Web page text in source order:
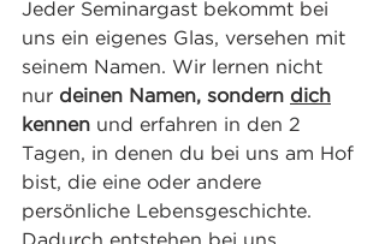
Jeder Seminargast bekommt bei
uns ein eigenes Glas, versehen mit
seinem Namen. Wir lernen nicht
nur deinen Namen, sondern dich
kennen und erfahren in den 2
Tagen, in denen du bei uns am Hof
bist, die eine oder andere
persönliche Lebensgeschichte.